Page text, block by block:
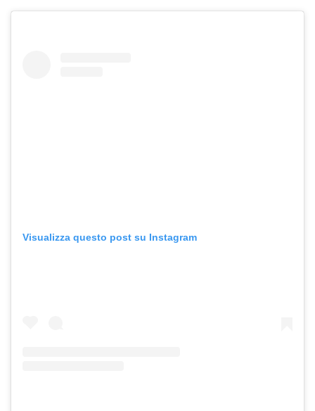
Visualizza questo post su Instagram